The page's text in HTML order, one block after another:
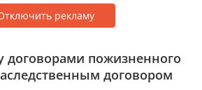
рекламу
договорами пожизненного
договором